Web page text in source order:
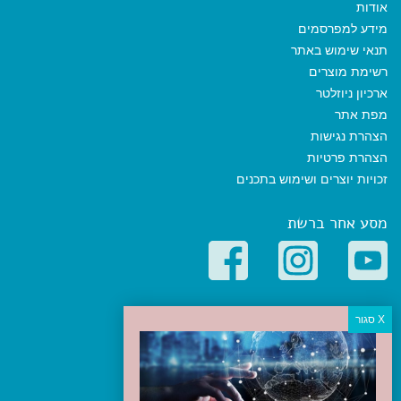
אודות
מידע למפרסמים
תנאי שימוש באתר
רשימת מוצרים
ארכיון ניוזלטר
מפת אתר
הצהרת נגישות
הצהרת פרטיות
זכויות יוצרים ושימוש בתכנים
מסע אחר ברשת
קטגוריות פופולריות
יעדים
טיולים בישראל
מלונות בוטיק בישראל